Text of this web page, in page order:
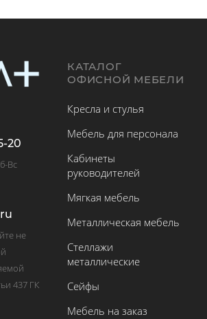
20
Вс
не
437 ГК
КАТАЛОГ
ОФИСНОЙ МЕБЕЛИ
Кресла и стулья
Мебель для персонала
Кабинеты
руководителей
Мягкая мебель
Металлическая мебель
Стеллажи
металлические
Сейфы
Мебель на заказ